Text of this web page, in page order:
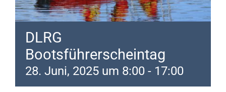
DLRG
Bootsführerscheintag
28. Juni, 2025 um 8:00 - 17:00